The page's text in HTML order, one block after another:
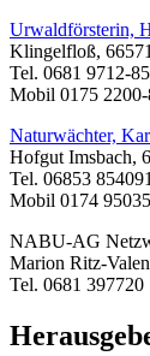
Urwaldförsterin,
Klingelfloß,
Tel. 0681 9712-
Mobil 0175
Naturwächter,
Hofgut Imsbach,
Tel. 06853
Mobil 0174
NABU-AG
Marion Ritz-
Tel. 0681 397720